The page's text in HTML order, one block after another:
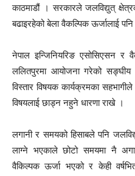
काठमाडौं । सरकारले जलविद्युत्
बढाइरहेको बेला वैकल्पिक ऊर्जालाई
नेपाल इन्जिनियरिङ एसोसिएसन
ललितपुरमा आयोजना गरेको सङ्घीय
विस्तार विषयक कार्यक्रमका
विषयलाई छाड्न नहुने धारणा राखे ।
लगानी र समयको हिसाबले पनि
लाग्ने भएकाले छोटो समयमा नै
वैकिल्पक ऊर्जा भएको र केही